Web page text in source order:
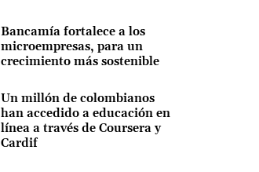
Bancamía fortalece a los
microempresas, para un
crecimiento más sostenible
Un millón de colombianos
han accedido a educación en
línea a través de Coursera y
Cardif